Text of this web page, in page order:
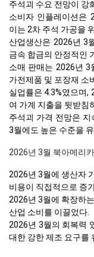
주석괴 수요 전망이 강
소비자 인플레이션은
이는 2차 주석 가공을
산업생산은 2026년 3
금속 합금의 안정적인
소매 판매는 2026년 3
가전제품 및 포장재 소
실업률은 4.3%였으며,
여 가계 지출을 뒷받침
주석괴 가격 전망은
3월에도 높은 수준을
2026년 3월 북아메리
2026년 3월에 생산자
비용이 직접적으로 증
2026년 3월에 확장하
산업 소비를 이끌었다.
2026년 3월의 회복력
대한 강한 제조 요구를